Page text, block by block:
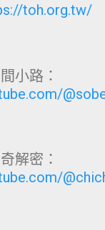
toh.org.tw/
小路：
解密：